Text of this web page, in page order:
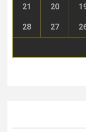
20
21
27
28